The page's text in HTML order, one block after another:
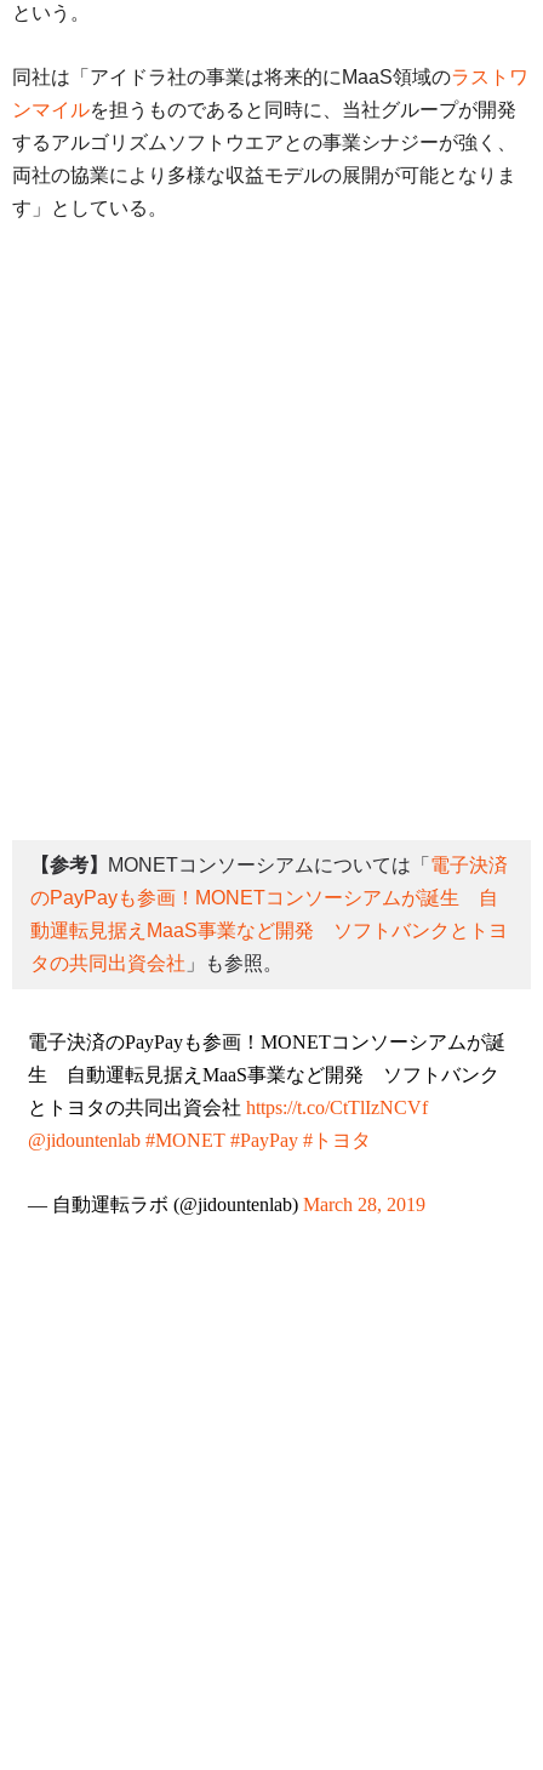
という。
同社は「アイドラ社の事業は将来的にMaaS領域のラストワ
ンマイルを担うものであると同時に、当社グループが開発
するアルゴリズムソフトウエアとの事業シナジーが強く、
両社の協業により多様な収益モデルの展開が可能となりま
す」としている。
【参考】 MONETコンソーシアムについては「 電子決済
のPayPayも参画！MONETコンソーシアムが誕生 自
動運転見据えMaaS事業など開発 ソフトバンクとトヨ
タの共同出資会社 」も参照。
電子決済のPayPayも参画！MONETコンソーシアムが誕
生 自動運転見据えMaaS事業など開発 ソフトバンク
とトヨタの共同出資会社 https://t.co/CtTlIzNCVf
@jidountenlab #MONET #PayPay #トヨタ
— 自動運転ラボ (@jidountenlab) March 28, 2019